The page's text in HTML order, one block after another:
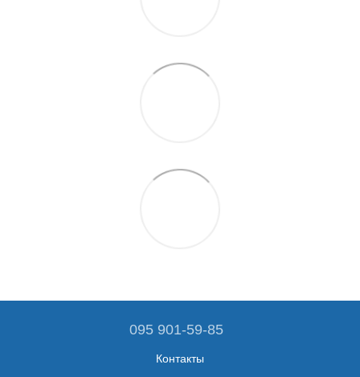
095 901-59-85
Контакты